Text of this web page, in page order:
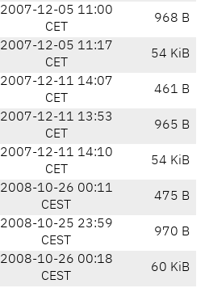
2007-12-05 11:00
CET
968 B
2007-12-05 11:17
CET
54 KiB
2007-12-11 14:07
CET
461 B
2007-12-11 13:53
CET
965 B
2007-12-11 14:10
CET
54 KiB
2008-10-26 00:11
CEST
475 B
2008-10-25 23:59
CEST
970 B
2008-10-26 00:18
CEST
60 KiB